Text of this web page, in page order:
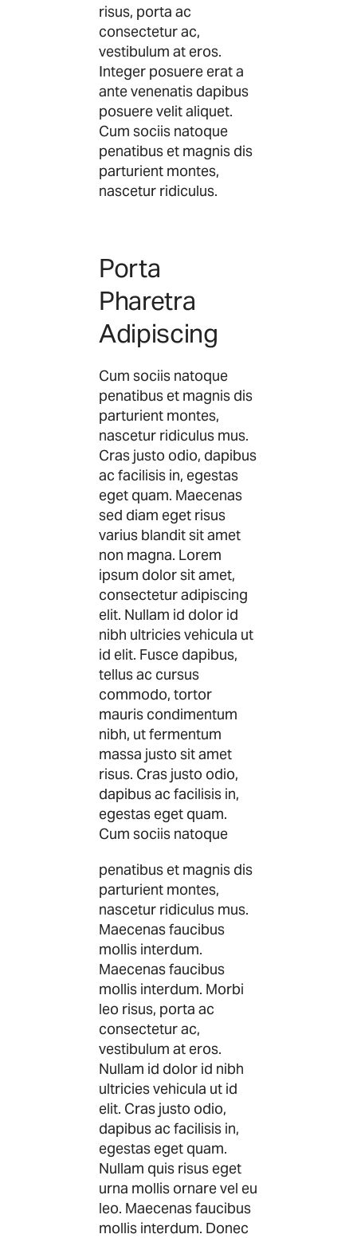
risus, porta ac
consectetur ac,
vestibulum at eros.
Integer posuere erat a
ante venenatis dapibus
posuere velit aliquet.
Cum sociis natoque
penatibus et magnis dis
parturient montes,
nascetur ridiculus.
Porta
Pharetra
Adipiscing
Cum sociis natoque
penatibus et magnis dis
parturient montes,
nascetur ridiculus mus.
Cras justo odio, dapibus
ac facilisis in, egestas
eget quam. Maecenas
sed diam eget risus
varius blandit sit amet
non magna. Lorem
ipsum dolor sit amet,
consectetur adipiscing
elit. Nullam id dolor id
nibh ultricies vehicula ut
id elit. Fusce dapibus,
tellus ac cursus
commodo, tortor
mauris condimentum
nibh, ut fermentum
massa justo sit amet
risus. Cras justo odio,
dapibus ac facilisis in,
egestas eget quam.
Cum sociis natoque
penatibus et magnis dis
parturient montes,
nascetur ridiculus mus.
Maecenas faucibus
mollis interdum.
Maecenas faucibus
mollis interdum. Morbi
leo risus, porta ac
consectetur ac,
vestibulum at eros.
Nullam id dolor id nibh
ultricies vehicula ut id
elit. Cras justo odio,
dapibus ac facilisis in,
egestas eget quam.
Nullam quis risus eget
urna mollis ornare vel eu
leo. Maecenas faucibus
mollis interdum. Donec